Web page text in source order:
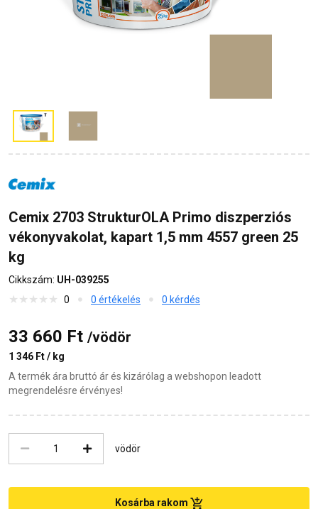
Cemix 2703 StrukturOLA Primo diszperziós
vékonyvakolat, kapart 1,5 mm 4557 green 25
kg
Cikkszám: UH-039255
0
0 értékelés 0 kérdés
33 660 Ft /vödör
1 346 Ft / kg
A termék ára bruttó ár és kizárólag a webshopon leadott
megrendelésre érvényes!
vödör
Kosárba rakom